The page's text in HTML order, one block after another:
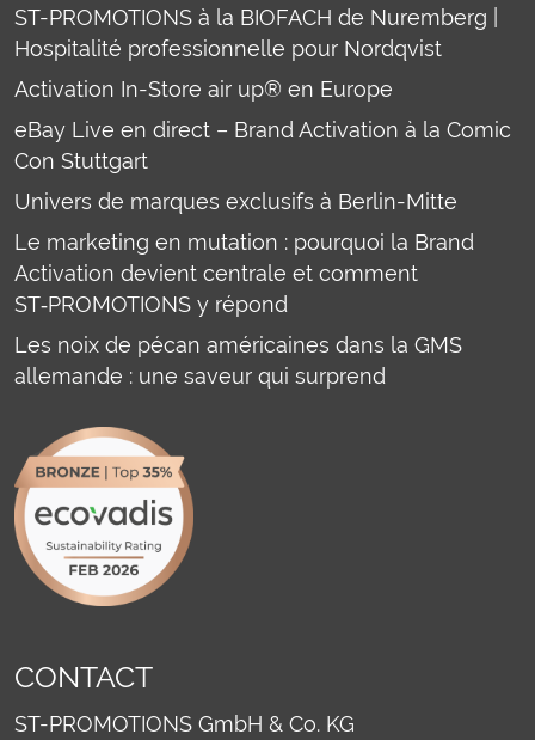
ST-PROMOTIONS à la BIOFACH de Nuremberg |
Hospitalité professionnelle pour Nordqvist
Activation In-Store air up® en Europe
eBay Live en direct – Brand Activation à la Comic
Con Stuttgart
Univers de marques exclusifs à Berlin-Mitte
Le marketing en mutation : pourquoi la Brand
Activation devient centrale et comment
ST‑PROMOTIONS y répond
Les noix de pécan américaines dans la GMS
allemande : une saveur qui surprend
CONTACT
ST-PROMOTIONS GmbH & Co. KG